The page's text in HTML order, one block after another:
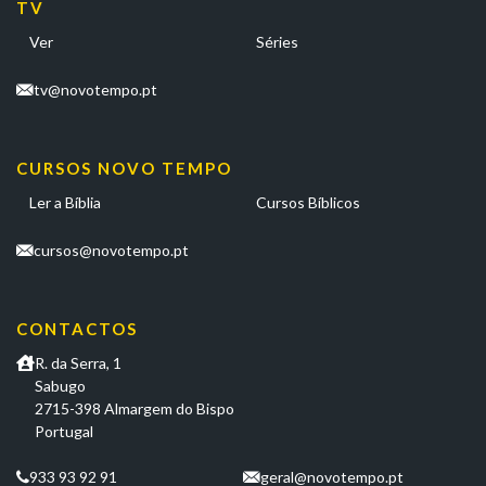
TV
Ver Séries
tv@novotempo.pt
CURSOS NOVO TEMPO
Ler a Bíblia Cursos Bíblicos
cursos@novotempo.pt
CONTACTOS
R. da Serra, 1
Sabugo
2715-398 Almargem do Bispo
Portugal
933 93 92 91 geral@novotempo.pt